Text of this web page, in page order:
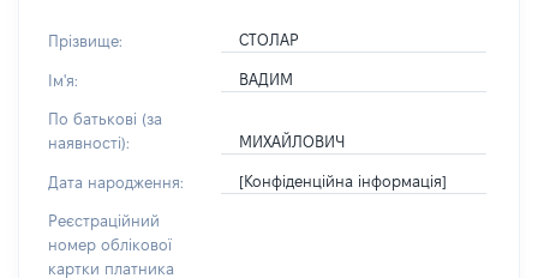
Прізвище: СТОЛАР
Ім'я: ВАДИМ
По батькові (за
наявності):
МИХАЙЛОВИЧ
Дата народження: [Конфіденційна інформація]
Реєстраційний
номер облікової
картки платника